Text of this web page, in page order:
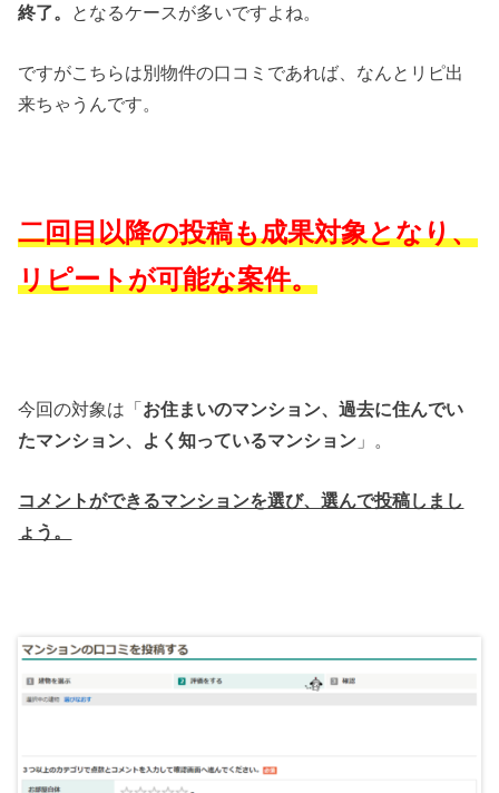
終了。 となるケースが多いですよね。
ですがこちらは別物件の口コミであれば、なんとリピ出
来ちゃうんです。
二回目以降の投稿も成果対象となり、
リピートが可能な案件。
今回の対象は「お住まいのマンション、過去に住んでい
たマンション、よく知っているマンション 」。
コメントができるマンションを選び、選んで投稿しまし
ょう。